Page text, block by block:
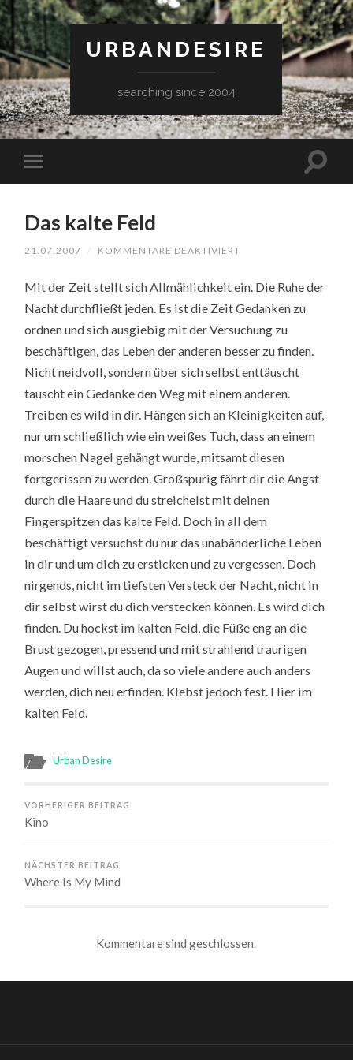
URBANDESIRE
searching since 2004
Das kalte Feld
21.07.2007 / KOMMENTARE DEAKTIVIERT
FELD
Mit der Zeit stellt sich Allmählichkeit ein. Die Ruhe der
Nacht durchfließt jeden. Es ist die Zeit Gedanken zu
ordnen und sich ausgiebig mit der Versuchung zu
beschäftigen, das Leben der anderen besser zu finden.
Nicht neidvoll, sondern über sich selbst enttäuscht
tauscht ein Gedanke den Weg mit einem anderen.
Treiben es wild in dir. Hängen sich an Kleinigkeiten auf,
nur um schließlich wie ein weißes Tuch, dass an einem
morschen Nagel gehängt wurde, mitsamt diesen
fortgerissen zu werden. Großspurig fährt dir die Angst
durch die Haare und du streichelst mit deinen
Fingerspitzen das kalte Feld. Doch in all dem
beschäftigt versuchst du nur das unabänderliche Leben
in dir und um dich zu ersticken und zu vergessen. Doch
nirgends, nicht im tiefsten Versteck der Nacht, nicht in
dir selbst wirst du dich verstecken können. Es wird dich
finden. Du hockst im kalten Feld, die Füße eng an die
Brust gezogen, pressend und mit strahlend traurigen
Augen und willst auch, da so viele andere auch anders
werden, dich neu erfinden. Klebst jedoch fest. Hier im
kalten Feld.
Urban Desire
VORHERIGER BEITRAG
Kino
NÄCHSTER BEITRAG
Where Is My Mind
Kommentare sind geschlossen.